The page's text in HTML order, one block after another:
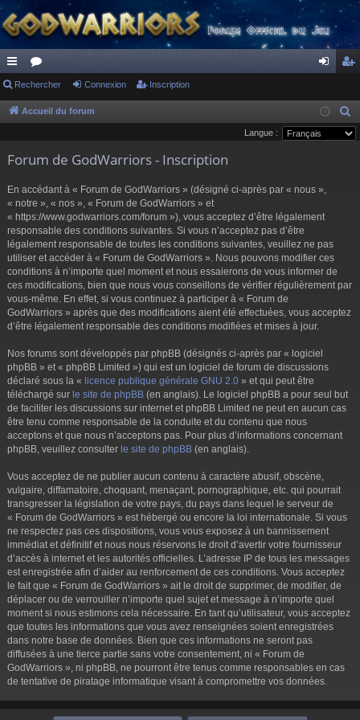
ac
co
ci
or
u
s
ne cri
pti
Rechercher Connexion Inscription
Accueil du forum
e
Langue :
Forum de GodWarriors - Inscription
En accédant à « Forum de GodWarriors » (désigné ci-après par « nous »,
« notre », « nos », « Forum de GodWarriors » et
« https://www.godwarriors.com/forum »), vous acceptez d’être légalement
responsable des conditions suivantes. Si vous n’acceptez pas d’être
légalement responsable de toutes les conditions suivantes, veuillez ne pas
utiliser et accéder à « Forum de GodWarriors ». Nous pouvons modifier ces
conditions à n’importe quel moment et nous essaierons de vous informer de
ces modifications, bien que nous vous conseillons de vérifier régulièrement par
vous-même. En effet, si vous continuez à participer à « Forum de
GodWarriors » après que des modifications aient été effectuées, vous acceptez
d’être légalement responsable des conditions modifiées et mises à jour.
Nos forums sont développés par phpBB (désignés ci-après par « logiciel
phpBB » et « phpBB Limited ») qui est un logiciel de forum de discussions
déclaré sous la « licence publique générale GNU 2.0 » et qui peut être
téléchargé sur le site de phpBB (en anglais). Le logiciel phpBB a pour seul but
de faciliter les discussions sur internet et phpBB Limited ne peut en aucun cas
être tenu comme responsable de la conduite et du contenu que nous
acceptons et que nous n’acceptons pas. Pour plus d’informations concernant
phpBB, veuillez consulter le site de phpBB (en anglais).
Vous acceptez de ne publier aucun contenu à caractère abusif, obscène,
vulgaire, diffamatoire, choquant, menaçant, pornographique, etc. qui pourrait
transgresser la législation de votre pays, du pays dans lequel le serveur de
« Forum de GodWarriors » est hébergé ou encore la loi internationale. Si vous
ne respectez pas ces dispositions, vous vous exposez à un bannissement
immédiat et définitif et nous nous réservons le droit d’avertir votre fournisseur
d’accès à internet et les autorités officielles. L’adresse IP de tous les messages
est enregistrée afin d’aider au renforcement de ces conditions. Vous acceptez
le fait que « Forum de GodWarriors » ait le droit de supprimer, de modifier, de
déplacer ou de verrouiller n’importe quel sujet et message à n’importe quel
moment si nous estimons cela nécessaire. En tant qu’utilisateur, vous acceptez
que toutes les informations que vous avez renseignées soient enregistrées
dans notre base de données. Bien que ces informations ne seront pas
diffusées à une tierce partie sans votre consentement, ni « Forum de
GodWarriors », ni phpBB, ne pourront être tenus comme responsables en cas
de tentative de piratage informatique visant à compromettre vos données.